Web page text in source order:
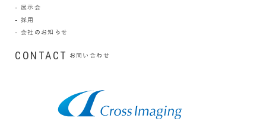
展示会
採用
会社のお知らせ
CONTACT お問い合わせ